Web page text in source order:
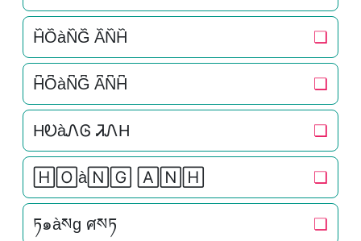
H᷈O᷈àN᷈G᷈ A᷈N᷈H᷈ ❏
H͆O͆àN͆G͆ A͆N͆H͆ ❏
HᎧàᏁᎶ ᏘᏁH ❏
🄷🄾à🄽🄶 🄰🄽🄷 ❏
ཏ๑àསg ศསཏ ❏